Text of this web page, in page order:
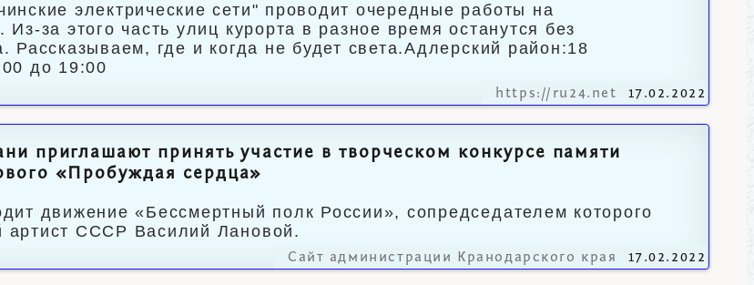
электрические сети" проводит очередные работы на
Из-за этого часть улиц курорта в разное время останутся без
Рассказываем, где и когда не будет света.Адлерский район:18
до 19:00
https://ru24.net 17.02.2022
приглашают принять участие в творческом конкурсе памяти
«Пробуждая сердца»
движение «Бессмертный полк России», сопредседателем которого
артист СССР Василий Лановой.
Сайт администрации Кранодарского края 17.02.2022